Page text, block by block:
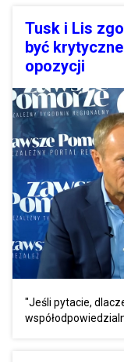
Tusk i Lis
być
opozycji
"Jeśli pytacie,